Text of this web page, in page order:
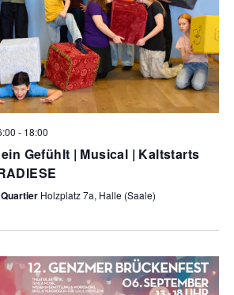
- 18:00
Gefühlt | Musical | Kaltstarts
Holzplatz 7a, Halle (Saale)